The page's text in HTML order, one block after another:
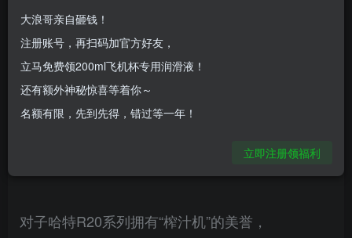
对子哈特R20系列拥有“榨汁机”的美誉，
大家好，今天是炮哥第一次制作飞机杯评测。本期
测评款式是对子哈特的“R20三代。因每人体质不
对子哈特R20系列拥有“榨汁机”的美誉，
大浪哥亲自砸钱！
注册账号，再扫码加官方好友，
立马免费领200ml飞机杯专用润滑液！
还有额外神秘惊喜等着你～
名额有限，先到先得，错过等一年！
立即注册领福利